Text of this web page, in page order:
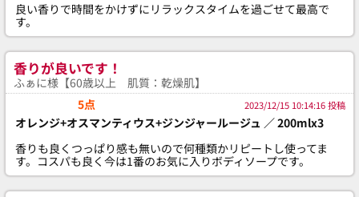
良い香りで時間をかけずにリラックスタイムを過ごせて最高で
す。
香りが良いです！
ふぁに様【60歳以上 肌質：乾燥肌】
5点
2023/12/15 10:14:16 投稿
オレンジ+オスマンティウス+ジンジャールージュ ／ 200mlx3
香りも良くつっぱり感も無いので何種類かリピートし使ってま
す。コスパも良く今は1番のお気に入りボディソープです。